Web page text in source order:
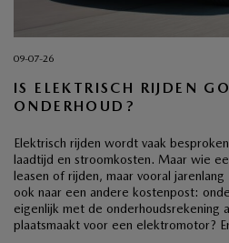
09-07-26
IS ELEKTRISCH RIJDEN
ONDERHOUD?
Elektrisch rijden wordt vaak
laadtijd en stroomkosten. Maar wie
leasen of rijden, maar vooral
ook naar een andere kostenpost:
eigenlijk met de onderhoudsrekening
plaatsmaakt voor een elektromotor?